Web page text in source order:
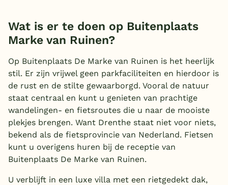
Wat is er te doen op Buitenplaats
Marke van Ruinen?
Op Buitenplaats De Marke van Ruinen is het heerlijk
stil. Er zijn vrijwel geen parkfaciliteiten en hierdoor is
de rust en de stilte gewaarborgd. Vooral de natuur
staat centraal en kunt u genieten van prachtige
wandelingen- en fietsroutes die u naar de mooiste
plekjes brengen. Want Drenthe staat niet voor niets,
bekend als de fietsprovincie van Nederland. Fietsen
kunt u overigens huren bij de receptie van
Buitenplaats De Marke van Ruinen.
U verblijft in een luxe villa met een rietgedekt dak,